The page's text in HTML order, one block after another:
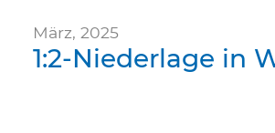
März, 2025
1:2-Niederlage in